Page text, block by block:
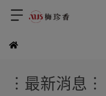
︙最新消息︙